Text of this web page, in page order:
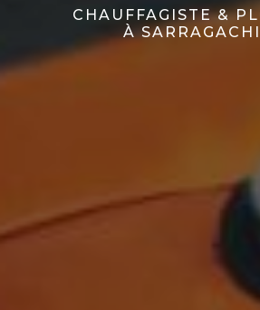
CHAUFFAGISTE &
À